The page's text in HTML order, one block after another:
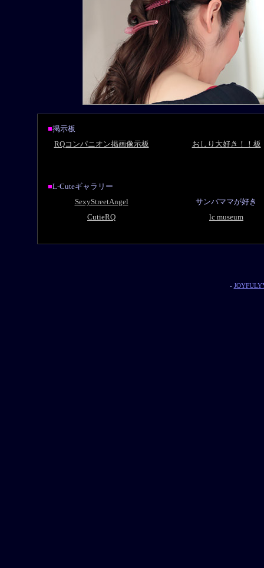
■掲示板
RQコンパニオン掲画像示板
おしり大好き！！板
■L-Cuteギャラリー
SexyStreetAngel
サンバママが好き
CutieRQ
lc museum
-